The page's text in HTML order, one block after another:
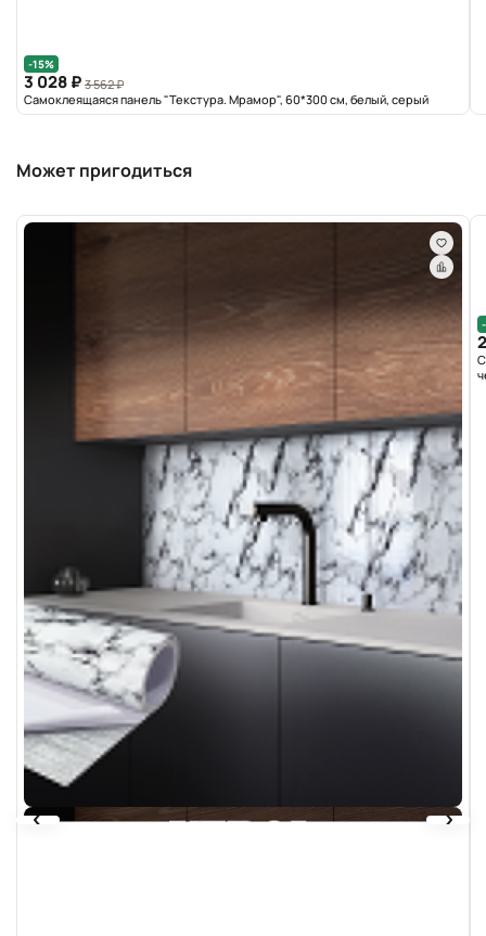
-15%
3 028 ₽ 3 562 ₽
Самоклеящаяся панель "Текстура. Мрамор", 60*300 см, белый, серый
Может пригодиться